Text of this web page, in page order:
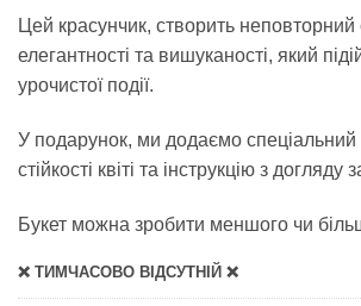
Цей красунчик, створить неповторний
елегантності та вишуканості, який
урочистої події.
У подарунок, ми додаємо спеціальний
стійкості квіті та інструкцію з догляду
Букет можна зробити меншого чи
❌ ТИМЧАСОВО ВІДСУТНІЙ ❌